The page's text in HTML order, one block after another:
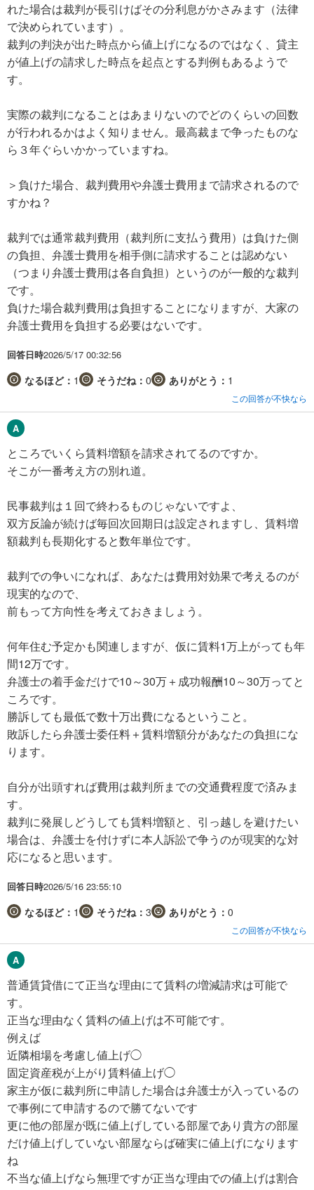
れた場合は裁判が長引けばその分利息がかさみます（法律
で決められています）。
裁判の判決が出た時点から値上げになるのではなく、貸主
が値上げの請求した時点を起点とする判例もあるようで
す。
実際の裁判になることはあまりないのでどのくらいの回数
が行われるかはよく知りません。最高裁まで争ったものな
ら３年ぐらいかかっていますね。
＞負けた場合、裁判費用や弁護士費用まで請求されるので
すかね？
裁判では通常裁判費用（裁判所に支払う費用）は負けた側
の負担、弁護士費用を相手側に請求することは認めない
（つまり弁護士費用は各自負担）というのが一般的な裁判
です。
負けた場合裁判費用は負担することになりますが、大家の
弁護士費用を負担する必要はないです。
回答日時2026/5/17 00:32:56
なるほど： 1 そうだね： 0 ありがとう： 1
この回答が不快なら
ところでいくら賃料増額を請求されてるのですか。
そこが一番考え方の別れ道。
民事裁判は１回で終わるものじゃないですよ、
双方反論が続けば毎回次回期日は設定されますし、賃料増
額裁判も長期化すると数年単位です。
裁判での争いになれば、あなたは費用対効果で考えるのが
現実的なので、
前もって方向性を考えておきましょう。
何年住む予定かも関連しますが、仮に賃料1万上がっても年
間12万です。
弁護士の着手金だけで10～30万＋成功報酬10～30万ってと
ころです。
勝訴しても最低で数十万出費になるということ。
敗訴したら弁護士委任料＋賃料増額分があなたの負担にな
ります。
自分が出頭すれば費用は裁判所までの交通費程度で済みま
す。
裁判に発展しどうしても賃料増額と、引っ越しを避けたい
場合は、弁護士を付けずに本人訴訟で争うのが現実的な対
応になると思います。
回答日時2026/5/16 23:55:10
なるほど： 1 そうだね： 3 ありがとう： 0
この回答が不快なら
普通賃貸借にて正当な理由にて賃料の増減請求は可能で
す。
正当な理由なく賃料の値上げは不可能です。
例えば
近隣相場を考慮し値上げ◯
固定資産税が上がり賃料値上げ◯
家主が仮に裁判所に申請した場合は弁護士が入っているの
で事例にて申請するので勝てないです
更に他の部屋が既に値上げしている部屋であり貴方の部屋
だけ値上げしていない部屋ならば確実に値上げになります
ね
不当な値上げなら無理ですが正当な理由での値上げは割合